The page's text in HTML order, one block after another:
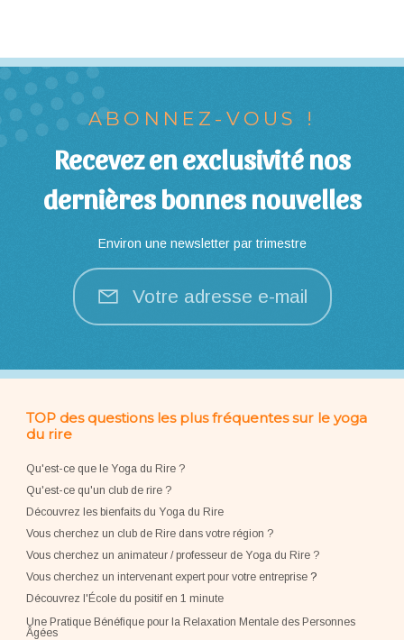
ABONNEZ-VOUS !
Recevez en exclusivité nos
dernières bonnes nouvelles
Environ une newsletter par trimestre
Votre adresse e-mail
TOP des questions les plus fréquentes sur le yoga
du rire
Qu'est-ce que le Yoga du Rire ?
Qu'est-ce qu'un club de rire ?
Découvrez les bienfaits du Yoga du Rire
Vous cherchez un club de Rire dans votre région ?
Vous cherchez un animateur / professeur de Yoga du Rire ?
Vous cherchez un intervenant expert pour votre entreprise?
Découvrez l'École du positif en 1 minute
Une Pratique Bénéfique pour la Relaxation Mentale des Personnes
Âgées